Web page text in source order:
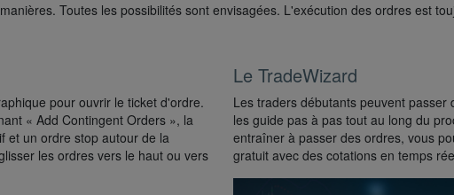
Toutes les possibilités sont envisagées. L'exécution des ordres est
pour ouvrir le ticket d'ordre.
« Add Contingent Orders », la
et un ordre stop autour de la
les ordres vers le haut ou vers
Le TradeWizard
Les traders débutants peuvent
les guide pas à pas tout au long du
entraîner à passer des ordres, vous
gratuit avec des cotations en temps